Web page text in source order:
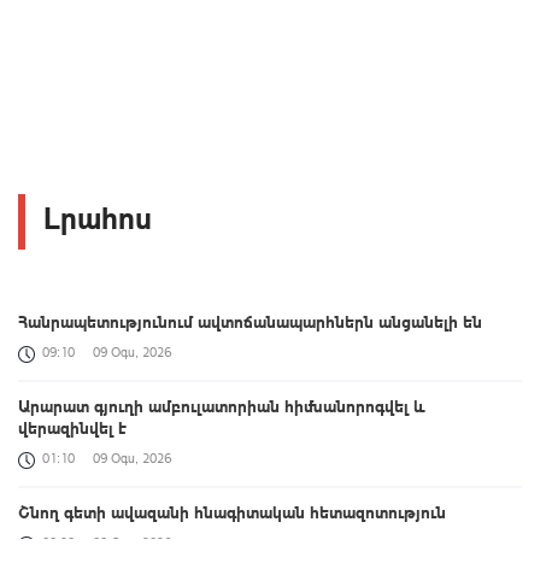
Լրահոս
Հանրապետությունում ավտոճանապարհներն անցանելի են
09:10 09 Օգս, 2026
Արարատ գյուղի ամբուլատորիան հիմնանորոգվել և
վերազինվել է
01:10 09 Օգս, 2026
Շնող գետի ավազանի հնագիտական հետազոտություն
00:39 09 Օգս, 2026